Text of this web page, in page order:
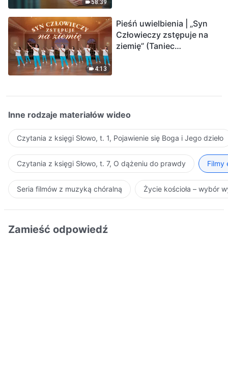
58:39
4:13
Pieśń uwielbienia | „Syn
Człowieczy zstępuje na
ziemię” (Taniec
Inne rodzaje materiałów wideo
Czytania z księgi Słowo, t. 1, Pojawienie się Boga i Jego dzieło
Czytania z księgi Słowo, t. 7, O dążeniu do prawdy Filmy
Seria filmów z muzyką chóralną Życie kościoła – wybór
Zamieść odpowiedź